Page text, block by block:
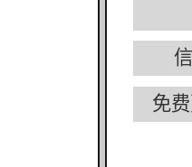
免